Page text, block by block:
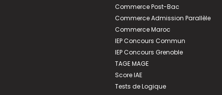
Commerce Post-Bac
Commerce Admission Parallèle
Commerce Maroc
IEP Concours Commun
IEP Concours Grenoble
TAGE MAGE
Score IAE
Tests de Logique